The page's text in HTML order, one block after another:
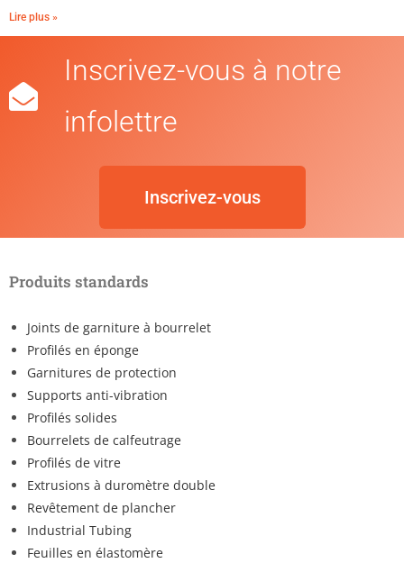
Lire plus »
Inscrivez-vous à notre
infolettre
Inscrivez-vous
Produits standards
Joints de garniture à bourrelet
Profilés en éponge
Garnitures de protection
Supports anti-vibration
Profilés solides
Bourrelets de calfeutrage
Profilés de vitre
Extrusions à duromètre double
Revêtement de plancher
Industrial Tubing
Feuilles en élastomère